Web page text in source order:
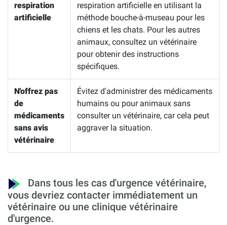
respiration
artificielle
respiration artificielle en utilisant la
méthode bouche-à-museau pour les
chiens et les chats. Pour les autres
animaux, consultez un vétérinaire
pour obtenir des instructions
spécifiques.
N'offrez pas
de
médicaments
sans avis
vétérinaire
Évitez d'administrer des médicaments
humains ou pour animaux sans
consulter un vétérinaire, car cela peut
aggraver la situation.
Dans tous les cas d'urgence vétérinaire,
vous devriez contacter immédiatement un
vétérinaire ou une clinique vétérinaire
d'urgence.